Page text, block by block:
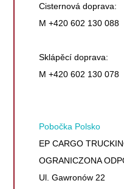
Cisternová doprava:
M +420 602 130 088
Sklápěcí doprava:
M +420 602 130 078
Pobočka Polsko
EP CARGO
OGRANICZONA
Ul. Gawronów 22